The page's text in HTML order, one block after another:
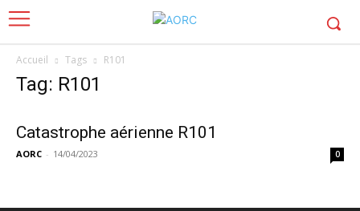
Accueil Tags R101
Tag: R101
Catastrophe aérienne R101
AORC - 14/04/2023 0